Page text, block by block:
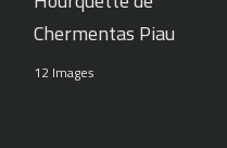
Chermentas Piau
12 Images